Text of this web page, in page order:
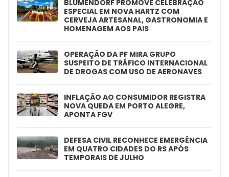
BLUMENDORF PROMOVE CELEBRAÇÃO
ESPECIAL EM NOVA HARTZ COM
CERVEJA ARTESANAL, GASTRONOMIA E
HOMENAGEM AOS PAIS
OPERAÇÃO DA PF MIRA GRUPO
SUSPEITO DE TRÁFICO INTERNACIONAL
DE DROGAS COM USO DE AERONAVES
INFLAÇÃO AO CONSUMIDOR REGISTRA
NOVA QUEDA EM PORTO ALEGRE,
APONTA FGV
DEFESA CIVIL RECONHECE EMERGÊNCIA
EM QUATRO CIDADES DO RS APÓS
TEMPORAIS DE JULHO